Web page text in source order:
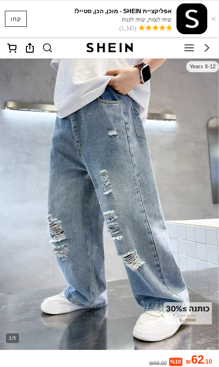
קחו ×
אפליקציית SHEIN - מוכן, הכן, סטייל!
שווה לנסות, שווה לקנות
(1,345)
8-12 Years
1/5
₪62.10
%10
₪69.00